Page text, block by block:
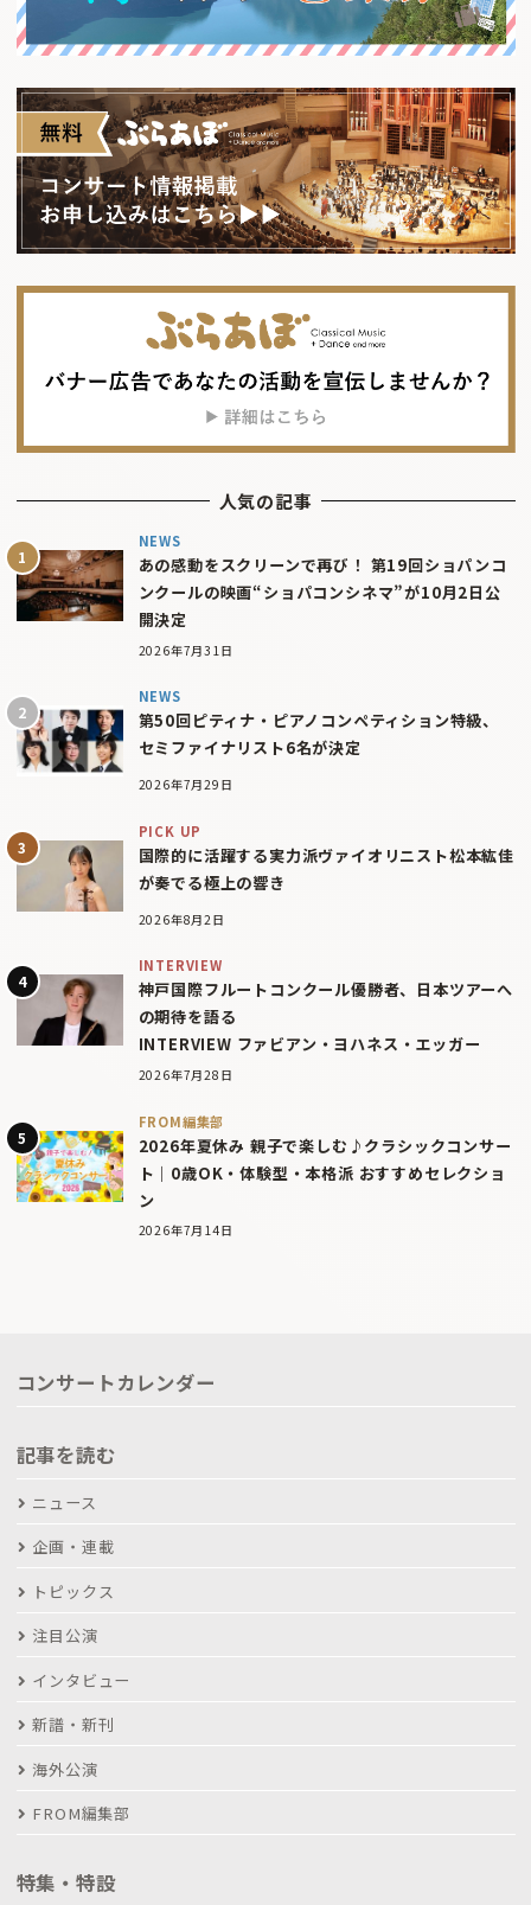
人気の記事
NEWS
あの感動をスクリーンで再び！ 第19回ショパンコ
ンクールの映画“ショパコンシネマ”が10月2日公
開決定
2026年7月31日
NEWS
第50回ピティナ・ピアノコンペティション特級、
セミファイナリスト6名が決定
2026年7月29日
PICK UP
国際的に活躍する実力派ヴァイオリニスト松本紘佳
が奏でる極上の響き
2026年8月2日
INTERVIEW
神戸国際フルートコンクール優勝者、日本ツアーへ
の期待を語る
INTERVIEW ファビアン・ヨハネス・エッガー
2026年7月28日
FROM編集部
2026年夏休み 親子で楽しむ♪クラシックコンサー
ト｜0歳OK・体験型・本格派 おすすめセレクショ
ン
2026年7月14日
コンサートカレンダー
記事を読む
ニュース
企画・連載
トピックス
注目公演
インタビュー
新譜・新刊
海外公演
FROM編集部
特集・特設